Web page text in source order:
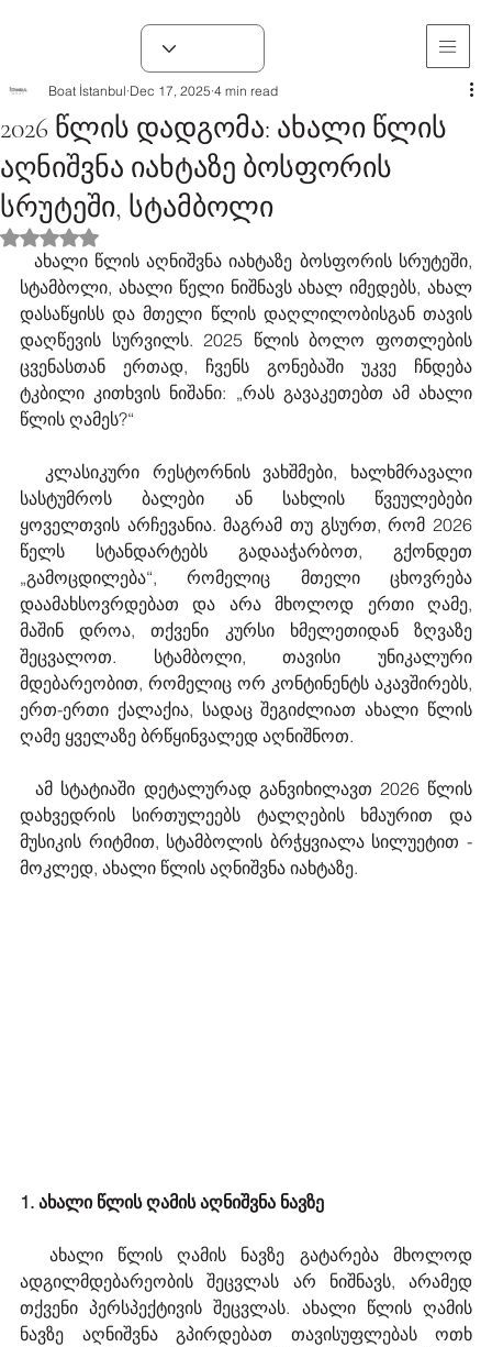
2026 წლის დადგომა: ახალი წლის
აღნიშვნა იახტაზე ბოსფორის
სრუტეში, სტამბოლი
Boat İstanbul Dec 17, 2025 4 min read
Rated არ არის რიცხვი out of 5 stars.
სტამბოლი, ახალი წელი ნიშნავს ახალ იმედებს, ახალ
დასაწყისს და მთელი წლის დაღლილობისგან თავის
დაღწევის სურვილს. 2025 წლის ბოლო ფოთლების
ცვენასთან ერთად, ჩვენს გონებაში უკვე ჩნდება
ტკბილი კითხვის ნიშანი: „რას გავაკეთებთ ამ ახალი
წლის ღამეს?“
სასტუმროს ბალები ან სახლის წვეულებები
ყოველთვის არჩევანია. მაგრამ თუ გსურთ, რომ 2026
წელს სტანდარტებს გადააჭარბოთ, გქონდეთ
„გამოცდილება“, რომელიც მთელი ცხოვრება
დაამახსოვრდებათ და არა მხოლოდ ერთი ღამე,
მაშინ დროა, თქვენი კურსი ხმელეთიდან ზღვაზე
შეცვალოთ. სტამბოლი, თავისი უნიკალური
მდებარეობით, რომელიც ორ კონტინენტს აკავშირებს,
ერთ-ერთი ქალაქია, სადაც შეგიძლიათ ახალი წლის
ღამე ყველაზე ბრწყინვალედ აღნიშნოთ.
  ამ სტატიაში დეტალურად განვიხილავთ 2026 წლის
დახვედრის სირთულეებს ტალღების ხმაურით და
მუსიკის რიტმით, სტამბოლის ბრჭყვიალა სილუეტით -
მოკლედ, ახალი წლის აღნიშვნა იახტაზე.
1. ახალი წლის ღამის აღნიშვნა ნავზე
ადგილმდებარეობის შეცვლას არ ნიშნავს, არამედ
თქვენი პერსპექტივის შეცვლას. ახალი წლის ღამის
ნავზე აღნიშვნა გპირდებათ თავისუფლებას ოთხ